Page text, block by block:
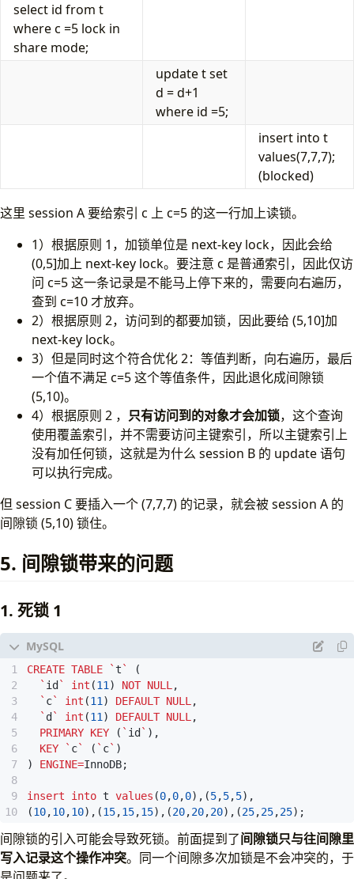
select id from t
where c =5 lock in
share mode;
update t set
d = d+1
where id =5;
insert into t
values(7,7,7);
(blocked)
这里 session A 要给索引 c 上 c=5 的这一行加上读锁。
1）根据原则 1，加锁单位是 next-key lock，因此会给
(0,5]加上 next-key lock。要注意 c 是普通索引，因此仅访
问 c=5 这一条记录是不能马上停下来的，需要向右遍历，
查到 c=10 才放弃。
2）根据原则 2，访问到的都要加锁，因此要给 (5,10]加
next-key lock。
3）但是同时这个符合优化 2：等值判断，向右遍历，最后
一个值不满足 c=5 这个等值条件，因此退化成间隙锁
(5,10)。
4）根据原则 2 ， 只有访问到的对象才会加锁，这个查询
使用覆盖索引，并不需要访问主键索引，所以主键索引上
没有加任何锁，这就是为什么 session B 的 update 语句
可以执行完成。
但 session C 要插入一个 (7,7,7) 的记录，就会被 session A 的
间隙锁 (5,10) 锁住。
5. 间隙锁带来的问题
1. 死锁 1
CREATE TABLE `t `
(
` id ` int (11 ) NOT NULL ,
` c` int (11 ) DEFAULT NULL ,
` d ` int (11 ) DEFAULT NULL ,
PRIMARY KEY ( ` id ` ),
KEY
` c` ( ` c` )
)
ENGINE=InnoDB;
insert into t values (0,0,0),(5,5,5),
(10,10,10),(15,15,15),(20,20,20),(25,25,25);
间隙锁的引入可能会导致死锁。前面提到了间隙锁只与往间隙里
写入记录这个操作冲突。同一个间隙多次加锁是不会冲突的，于